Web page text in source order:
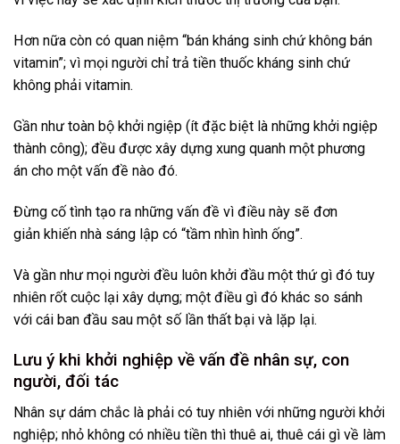
Hơn nữa còn có quan niệm “bán kháng sinh chứ không bán
vitamin”; vì mọi người chỉ trả tiền thuốc kháng sinh chứ
không phải vitamin.
Gần như toàn bộ khởi ngiệp (ít đặc biệt là những khởi ngiệp
thành công); đều được xây dựng xung quanh một phương
án cho một vấn đề nào đó.
Đừng cố tình tạo ra những vấn đề vì điều này sẽ đơn
giản khiến nhà sáng lập có “tầm nhìn hình ống”.
Và gần như mọi người đều luôn khởi đầu một thứ gì đó tuy
nhiên rốt cuộc lại xây dựng; một điều gì đó khác so sánh
với cái ban đầu sau một số lần thất bại và lặp lại.
Lưu ý khi khởi nghiệp về vấn đề nhân sự, con
người, đối tác
Nhân sự dám chắc là phải có tuy nhiên với những người khởi
nghiệp; nhỏ không có nhiều tiền thì thuê ai, thuê cái gì về làm